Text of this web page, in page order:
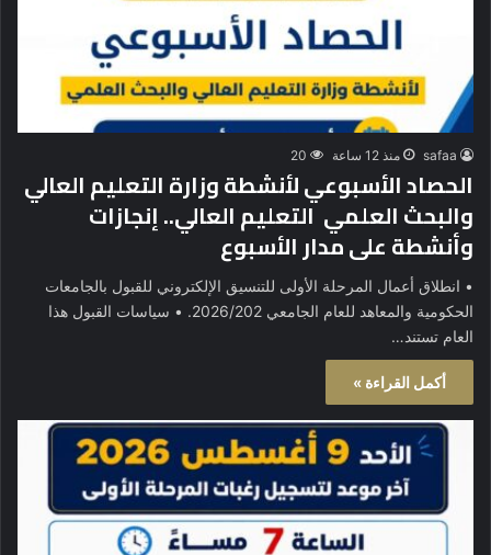
safaa منذ 12 ساعة 20
الحصاد الأسبوعي لأنشطة وزارة التعليم العالي
والبحث العلمي التعليم العالي.. إنجازات
وأنشطة على مدار الأسبوع
• انطلاق أعمال المرحلة الأولى للتنسيق الإلكتروني للقبول بالجامعات
الحكومية والمعاهد للعام الجامعي 2026/202. • سياسات القبول هذا
العام تستند…
أكمل القراءة »